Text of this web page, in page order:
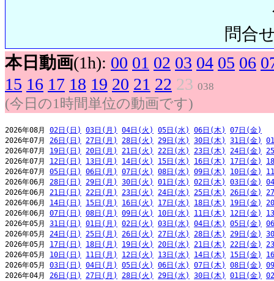
問合
本日動画(1h): 00 01 02 03 04 05 06
15 16 17 18 19 20 21 22 23 038
(今日の1時間単位の動画です)
2026年08月 02日(日) 03日(月) 04日(火) 05日(水) 06日(木)
07日(金)
2026年07月 26日(日) 27日(月) 28日(火) 29日(水) 30日(木) 31日(金)
2026年07月 19日(日) 20日(月) 21日(火) 22日(水) 23日(木) 24日(金)
2026年07月 12日(日) 13日(月) 14日(火) 15日(水) 16日(木) 17日(金)
2026年07月 05日(日) 06日(月) 07日(火) 08日(水) 09日(木) 10日(金)
2026年06月 28日(日) 29日(月) 30日(火) 01日(水) 02日(木) 03日(金)
2026年06月 21日(日) 22日(月) 23日(火) 24日(水) 25日(木) 26日(金)
2026年06月 14日(日) 15日(月) 16日(火) 17日(水) 18日(木) 19日(金)
2026年06月 07日(日) 08日(月) 09日(火) 10日(水) 11日(木) 12日(金)
2026年05月 31日(日) 01日(月) 02日(火) 03日(水) 04日(木) 05日(金)
2026年05月 24日(日) 25日(月) 26日(火) 27日(水) 28日(木) 29日(金)
2026年05月 17日(日) 18日(月) 19日(火) 20日(水) 21日(木) 22日(金)
2026年05月 10日(日) 11日(月) 12日(火) 13日(水) 14日(木) 15日(金)
2026年05月 03日(日) 04日(月) 05日(火) 06日(水) 07日(木) 08日(金)
2026年04月 26日(日) 27日(月) 28日(火) 29日(水) 30日(木) 01日(金)